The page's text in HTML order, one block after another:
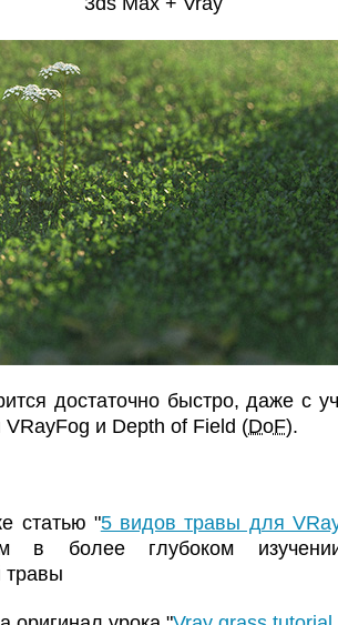
достаточно быстро, даже с
и Depth of Field (DoF).
статью "5 видов травы для
в более глубоком изучении/
травы